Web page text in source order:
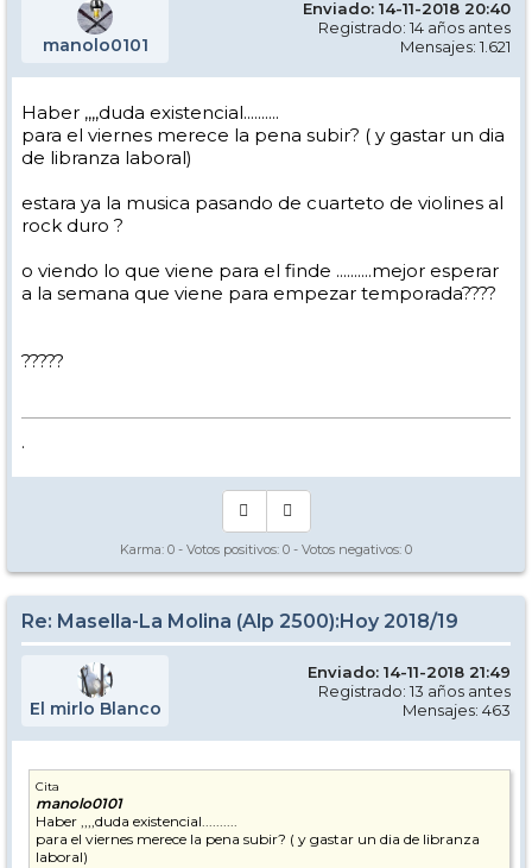
manolo0101
Enviado: 14-11-2018 20:40
Registrado: 14 años antes
Mensajes: 1.621
Haber ,,,,duda existencial..........
para el viernes merece la pena subir? ( y gastar un dia
de libranza laboral)
estara ya la musica pasando de cuarteto de violines al
rock duro ?
o viendo lo que viene para el finde ..........mejor esperar
a la semana que viene para empezar temporada????
?????
.
Karma: 0 - Votos positivos: 0 - Votos negativos: 0
Re: Masella-La Molina (Alp 2500):Hoy 2018/19
El mirlo Blanco
Enviado: 14-11-2018 21:49
Registrado: 13 años antes
Mensajes: 463
Cita
manolo0101
Haber ,,,,duda existencial..........
para el viernes merece la pena subir? ( y gastar un dia de libranza
laboral)